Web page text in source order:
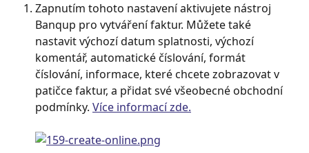
Zapnutím tohoto nastavení aktivujete nástroj
Banqup pro vytváření faktur. Můžete také
nastavit výchozí datum splatnosti, výchozí
komentář, automatické číslování, formát
číslování, informace, které chcete zobrazovat v
patičce faktur, a přidat své všeobecné obchodní
podmínky. Více informací zde.